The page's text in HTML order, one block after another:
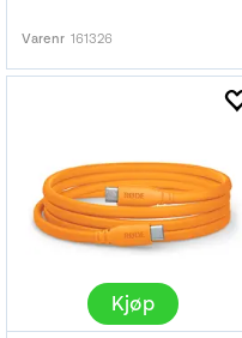
Varenr 161326
Kjøp